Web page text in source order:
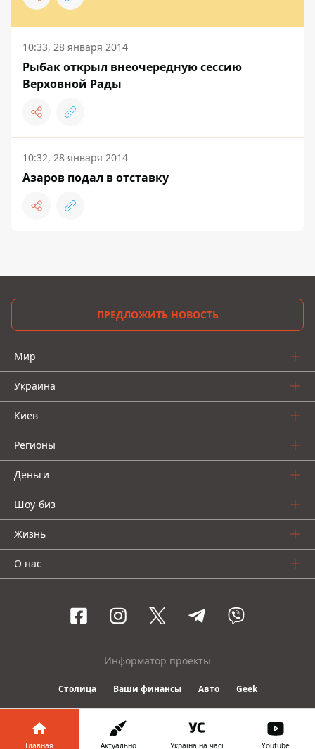
10:33, 28 января 2014
Рыбак открыл внеочередную сессию
Верховной Рады
10:32, 28 января 2014
Азаров подал в отставку
ПРЕДЛОЖИТЬ НОВОСТЬ
Мир
Украина
Киев
Регионы
Деньги
Шоу-биз
Жизнь
О нас
Информатор проекты
Столица Ваши финансы Авто Geek
© 2016-2026 Informator
Главная Актуально Україна на часі Youtube